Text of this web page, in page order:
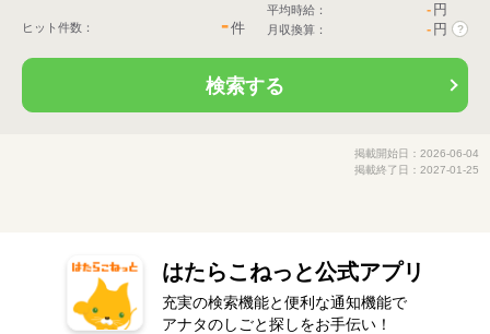
ヒット件数： -件
平均時給： - 円
月収換算： - 円 ?
検索する
掲載開始日：2026-06-04
掲載終了日：2027-01-25
はたらこねっと公式アプリ
充実の検索機能と便利な通知機能で
アナタのしごと探しをお手伝い！